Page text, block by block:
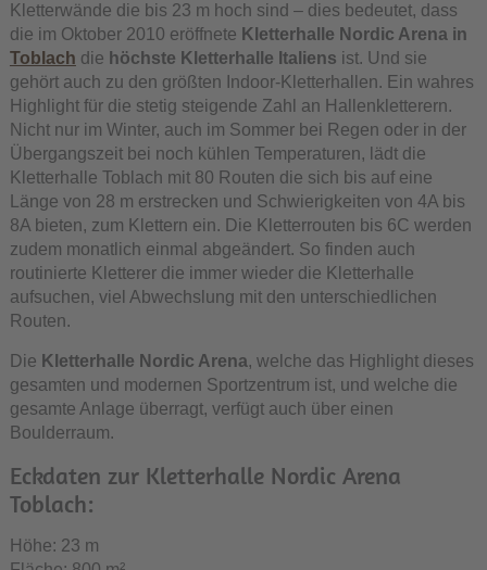
Kletterwände die bis 23 m hoch sind – dies bedeutet, dass
die im Oktober 2010 eröffnete Kletterhalle Nordic Arena in
Toblach die höchste Kletterhalle Italiens ist. Und sie
gehört auch zu den größten Indoor-Kletterhallen. Ein wahres
Highlight für die stetig steigende Zahl an Hallenkletterern.
Nicht nur im Winter, auch im Sommer bei Regen oder in der
Übergangszeit bei noch kühlen Temperaturen, lädt die
Kletterhalle Toblach mit 80 Routen die sich bis auf eine
Länge von 28 m erstrecken und Schwierigkeiten von 4A bis
8A bieten, zum Klettern ein. Die Kletterrouten bis 6C werden
zudem monatlich einmal abgeändert. So finden auch
routinierte Kletterer die immer wieder die Kletterhalle
aufsuchen, viel Abwechslung mit den unterschiedlichen
Routen.
Die Kletterhalle Nordic Arena, welche das Highlight dieses
gesamten und modernen Sportzentrum ist, und welche die
gesamte Anlage überragt, verfügt auch über einen
Boulderraum.
Eckdaten zur Kletterhalle Nordic Arena
Toblach:
Höhe: 23 m